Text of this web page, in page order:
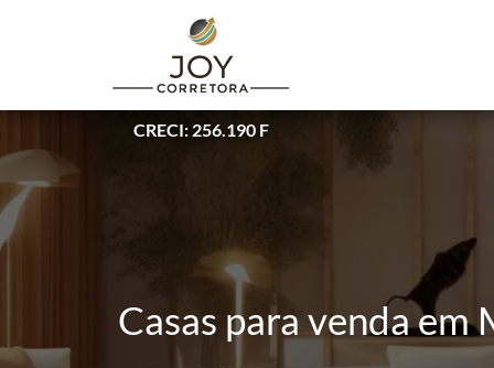
CRECI: 256.190 F
Casas para venda em